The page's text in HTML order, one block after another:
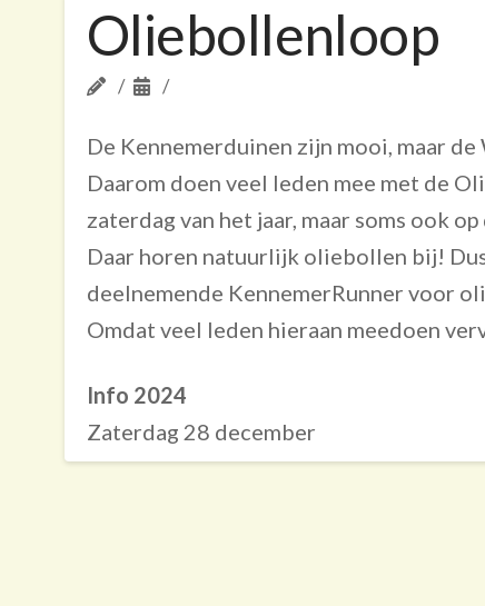
Oliebollenloop
De Kennemerduinen zijn mooi, maar
Daarom doen veel leden mee met de
zaterdag van het jaar, maar soms ook
Daar horen natuurlijk oliebollen bij!
deelnemende KennemerRunner voor
Omdat veel leden hieraan meedoen
Info 2024
Zaterdag 28 december